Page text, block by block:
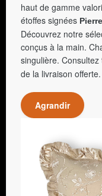
haut de gamme
étoffes signées
Découvrez notre
conçus à la main.
singulière. Consultez
de la livraison offerte.
Agrandir